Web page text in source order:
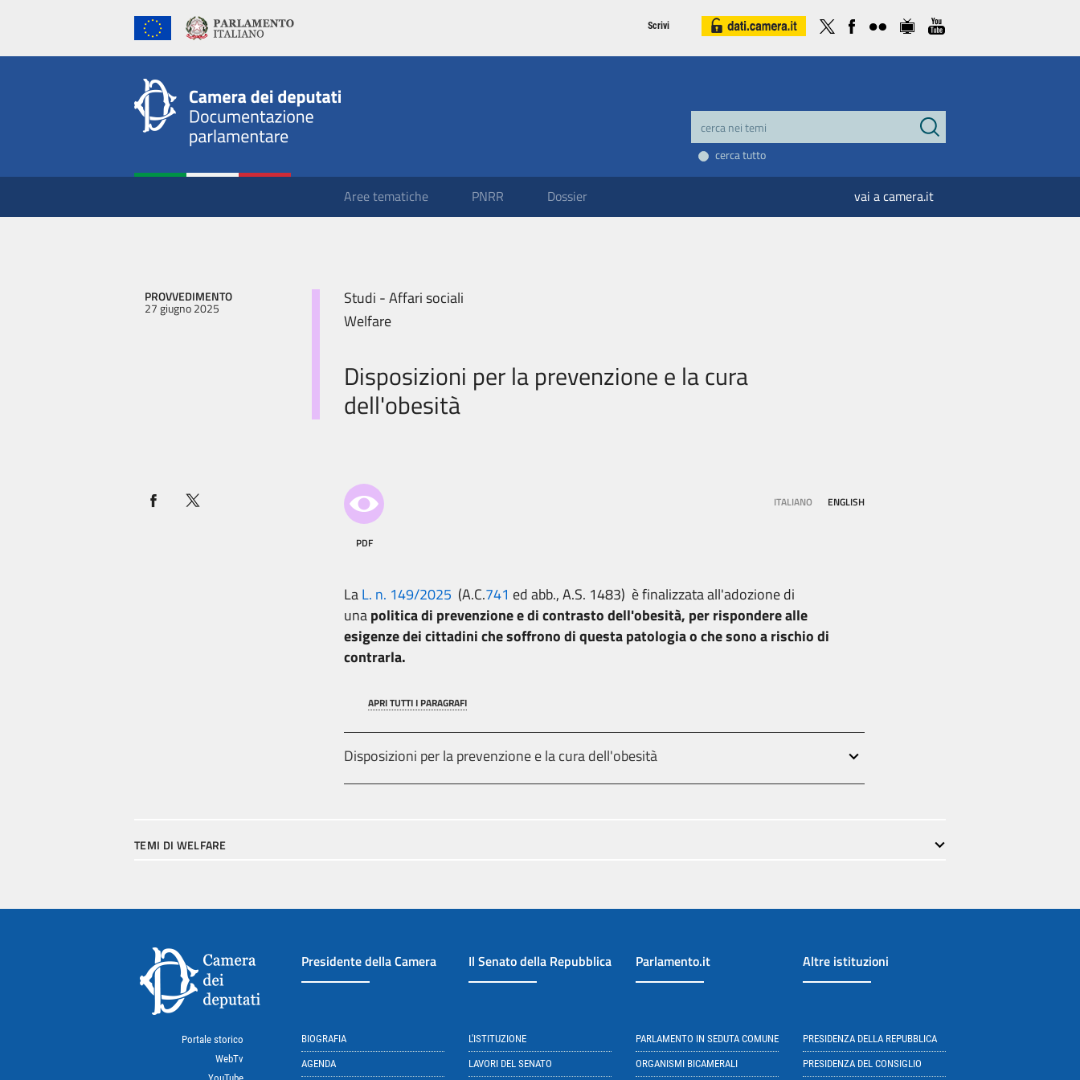
Scrivi
cerca tutto
Aree tematiche PNRR Dossier vai a camera.it
PROVVEDIMENTO
27 giugno 2025
Studi - Affari sociali
Welfare
Disposizioni per la prevenzione e la cura
dell'obesità
PDF
ITALIANO ENGLISH
LaL. n. 149/2025 (A.C.741 ed abb., A.S. 1483) è finalizzata all'adozione di
unapolitica di prevenzione e di contrasto dell'obesità, per rispondere alle
esigenze dei cittadini che soffrono di questa patologia o che sono a rischio di
contrarla.
APRI TUTTI I PARAGRAFI
Disposizioni per la prevenzione e la cura dell'obesità
TEMI DI WELFARE
Portale storico
WebTv
Presidente della Camera
BIOGRAFIA
AGENDA
Il Senato della Repubblica
L'ISTITUZIONE
LAVORI DEL SENATO
Parlamento.it
PARLAMENTO IN SEDUTA COMUNE
ORGANISMI BICAMERALI
Altre istituzioni
PRESIDENZA DELLA REPUBBLICA
PRESIDENZA DEL CONSIGLIO